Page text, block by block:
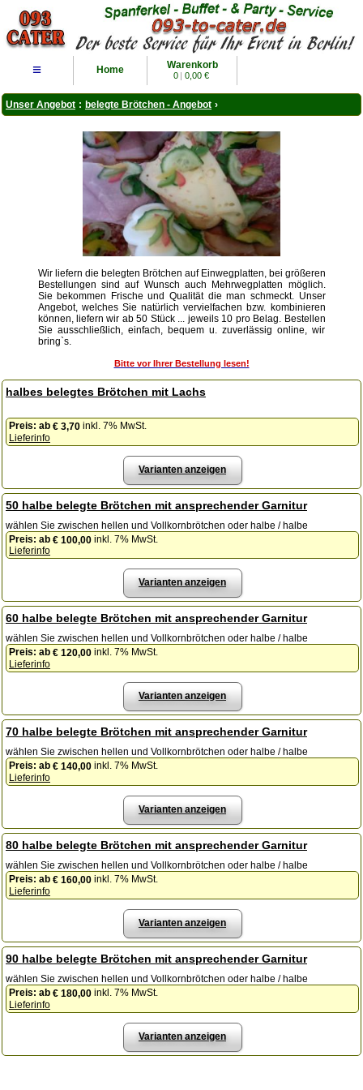
≡ Home Warenkorb
0 | 0,00 €
Unser Angebot : belegte Brötchen - Angebot ›
Wir liefern die belegten Brötchen auf Einwegplatten, bei größeren
Bestellungen sind auf Wunsch auch Mehrwegplatten möglich.
Sie bekommen Frische und Qualität die man schmeckt. Unser
Angebot, welches Sie natürlich vervielfachen bzw. kombinieren
können, liefern wir ab 50 Stück ... jeweils 10 pro Belag. Bestellen
Sie ausschließlich, einfach, bequem u. zuverlässig online, wir
bring`s.
Bitte vor Ihrer Bestellung lesen!
halbes belegtes Brötchen mit Lachs
Preis: ab € 3,70 inkl. 7% MwSt.
Lieferinfo
Varianten anzeigen
50 halbe belegte Brötchen mit ansprechender Garnitur
wählen Sie zwischen hellen und Vollkornbrötchen oder halbe / halbe
Preis: ab € 100,00 inkl. 7% MwSt.
Lieferinfo
Varianten anzeigen
60 halbe belegte Brötchen mit ansprechender Garnitur
wählen Sie zwischen hellen und Vollkornbrötchen oder halbe / halbe
Preis: ab € 120,00 inkl. 7% MwSt.
Lieferinfo
Varianten anzeigen
70 halbe belegte Brötchen mit ansprechender Garnitur
wählen Sie zwischen hellen und Vollkornbrötchen oder halbe / halbe
Preis: ab € 140,00 inkl. 7% MwSt.
Lieferinfo
Varianten anzeigen
80 halbe belegte Brötchen mit ansprechender Garnitur
wählen Sie zwischen hellen und Vollkornbrötchen oder halbe / halbe
Preis: ab € 160,00 inkl. 7% MwSt.
Lieferinfo
Varianten anzeigen
90 halbe belegte Brötchen mit ansprechender Garnitur
wählen Sie zwischen hellen und Vollkornbrötchen oder halbe / halbe
Preis: ab € 180,00 inkl. 7% MwSt.
Lieferinfo
Varianten anzeigen